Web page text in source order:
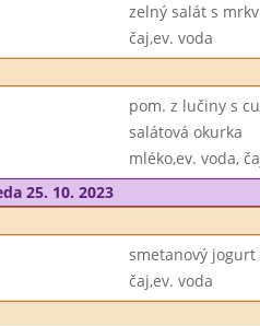
zelný salát s
čaj,ev. voda
pom. z lučiny s
salátová okurka
mléko,ev. voda,
25. 10. 2023
smetanový
čaj,ev. voda